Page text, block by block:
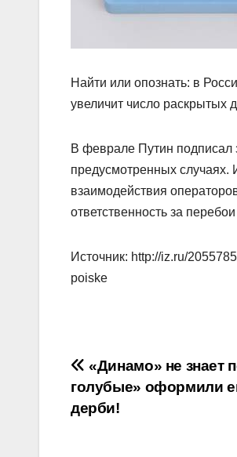
Найти или опознать: в
увеличит число раскрытых
В феврале Путин подписал
предусмотренных
взаимодействия
ответственность за
Источник: http://iz.ru/
poiske
Навигация
по
«Динамо» не знает
голубые» оформили
дерби!